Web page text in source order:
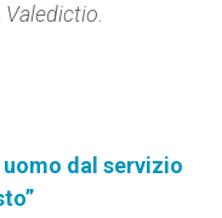
Valedictio.
uomo dal servizio